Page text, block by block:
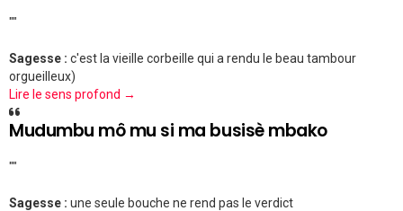
""
Sagesse : c'est la vieille corbeille qui a rendu le beau tambour
orgueilleux)
Lire le sens profond →
Mudumbu mô mu si ma busisè mbako
""
Sagesse : une seule bouche ne rend pas le verdict